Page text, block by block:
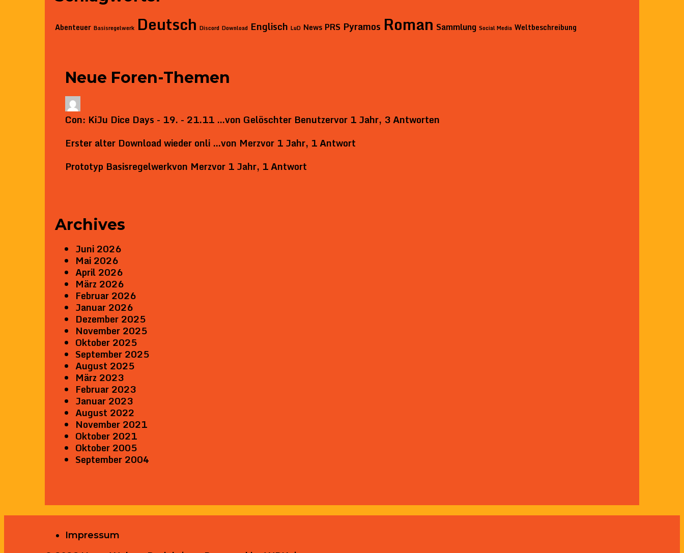
Abenteuer Basisregelwerk Deutsch Discord Download Englisch LuD News PRS Pyramos Roman Sammlung Social Media Weltbeschreibung
Neue Foren-Themen
Con: KiJu Dice Days - 19. - 21.11 …von Gelöschter Benutzervor 1 Jahr, 3 Antworten
Erster alter Download wieder onli …von Merzvor 1 Jahr, 1 Antwort
Prototyp Basisregelwerkvon Merzvor 1 Jahr, 1 Antwort
Archives
Juni 2026
Mai 2026
April 2026
März 2026
Februar 2026
Januar 2026
Dezember 2025
November 2025
Oktober 2025
September 2025
August 2025
März 2023
Februar 2023
Januar 2023
August 2022
November 2021
Oktober 2021
Oktober 2005
September 2004
Impressum